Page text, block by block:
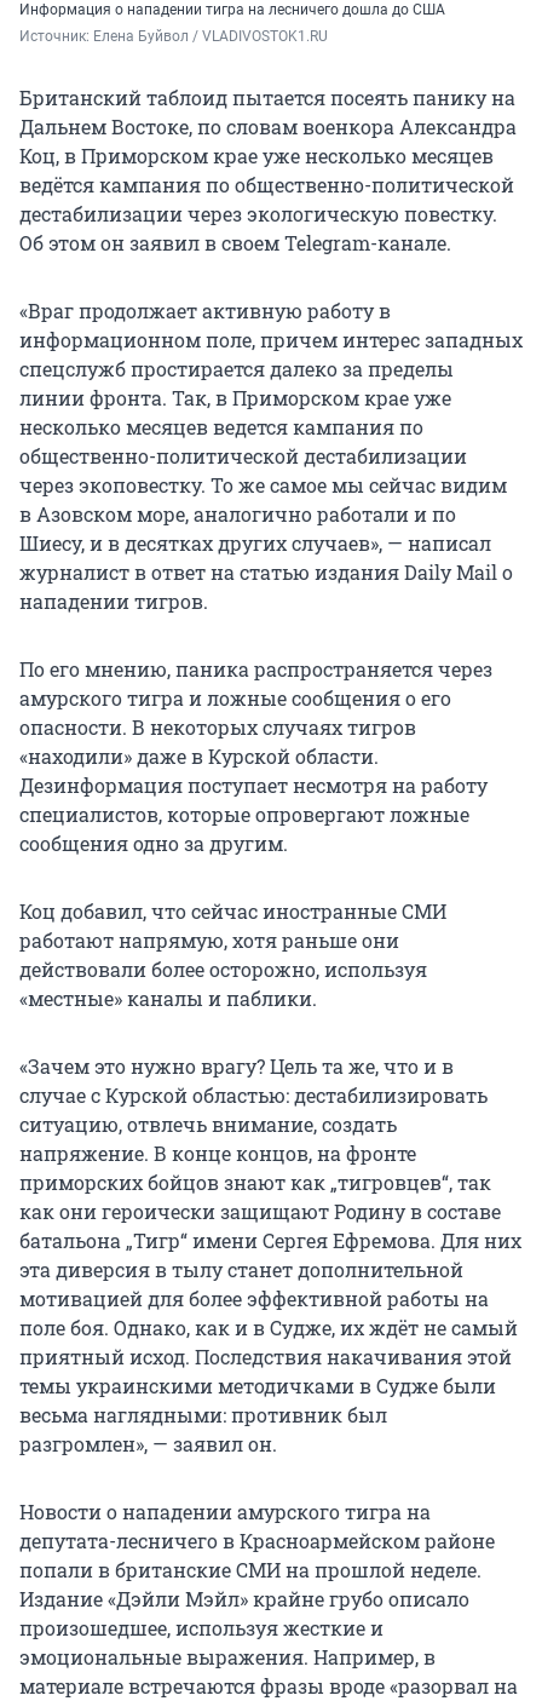
Информация о нападении тигра на лесничего дошла до США
Источник: Елена Буйвол / VLADIVOSTOK1.RU
Британский таблоид пытается посеять панику на
Дальнем Востоке, по словам военкора Александра
Коц, в Приморском крае уже несколько месяцев
ведётся кампания по общественно-политической
дестабилизации через экологическую повестку.
Об этом он заявил в своем Telegram-канале.
«Враг продолжает активную работу в
информационном поле, причем интерес западных
спецслужб простирается далеко за пределы
линии фронта. Так, в Приморском крае уже
несколько месяцев ведется кампания по
общественно-политической дестабилизации
через экоповестку. То же самое мы сейчас видим
в Азовском море, аналогично работали и по
Шиесу, и в десятках других случаев», — написал
журналист в ответ на статью издания Daily Mail о
нападении тигров.
По его мнению, паника распространяется через
амурского тигра и ложные сообщения о его
опасности. В некоторых случаях тигров
«находили» даже в Курской области.
Дезинформация поступает несмотря на работу
специалистов, которые опровергают ложные
сообщения одно за другим.
Коц добавил, что сейчас иностранные СМИ
работают напрямую, хотя раньше они
действовали более осторожно, используя
«местные» каналы и паблики.
«Зачем это нужно врагу? Цель та же, что и в
случае с Курской областью: дестабилизировать
ситуацию, отвлечь внимание, создать
напряжение. В конце концов, на фронте
приморских бойцов знают как „тигровцев“, так
как они героически защищают Родину в составе
батальона „Тигр“ имени Сергея Ефремова. Для них
эта диверсия в тылу станет дополнительной
мотивацией для более эффективной работы на
поле боя. Однако, как и в Судже, их ждёт не самый
приятный исход. Последствия накачивания этой
темы украинскими методичками в Судже были
весьма наглядными: противник был
разгромлен», — заявил он.
Новости о нападении амурского тигра на
депутата-лесничего в Красноармейском районе
попали в британские СМИ на прошлой неделе.
Издание «Дэйли Мэйл» крайне грубо описало
произошедшее, используя жесткие и
эмоциональные выражения. Например, в
материале встречаются фразы вроде «разорвал на